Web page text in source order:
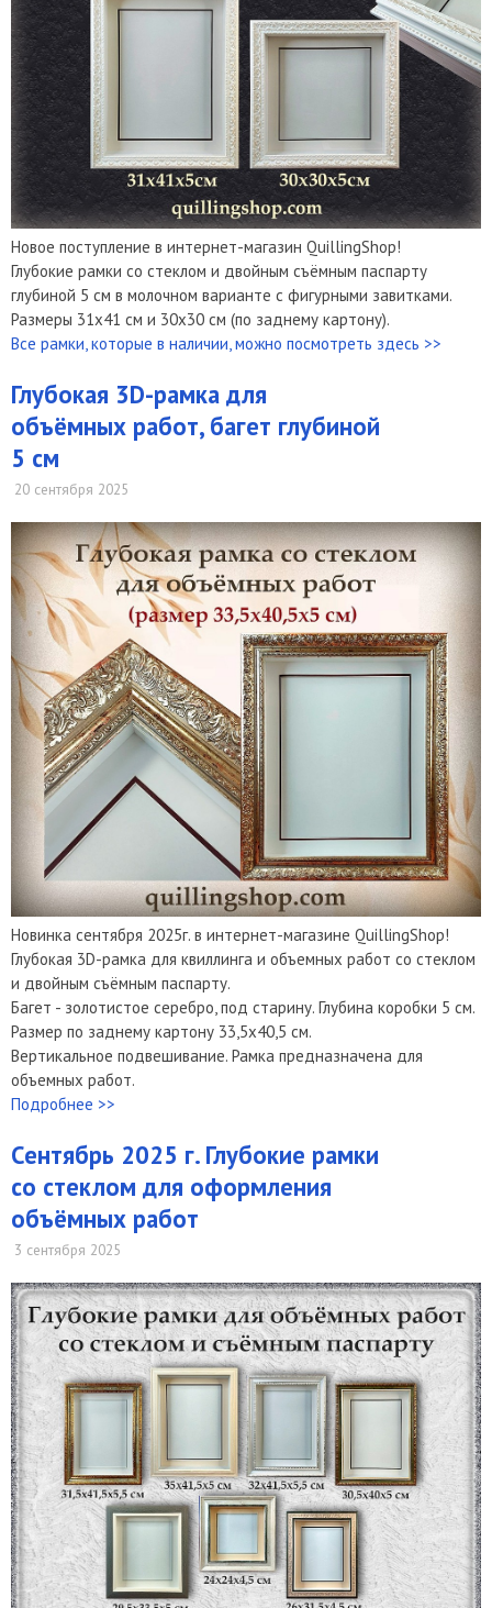
Новое поступление в интернет-магазин QuillingShop!
Глубокие рамки со стеклом и двойным съёмным паспарту
глубиной 5 см в молочном варианте с фигурными завитками.
Размеры 31х41 см и 30х30 см (по заднему картону).
Все рамки, которые в наличии, можно посмотреть здесь >>
Глубокая 3D-рамка для
объёмных работ, багет глубиной
5 см
20 сентября 2025
Новинка сентября 2025г. в интернет-магазине QuillingShop!
Глубокая 3D-рамка для квиллинга и объемных работ со стеклом
и двойным съёмным паспарту.
Багет - золотистое серебро, под старину. Глубина коробки 5 см.
Размер по заднему картону 33,5х40,5 см.
Вертикальное подвешивание. Рамка предназначена для
объемных работ.
Подробнее >>
Сентябрь 2025 г. Глубокие рамки
со стеклом для оформления
объёмных работ
3 сентября 2025